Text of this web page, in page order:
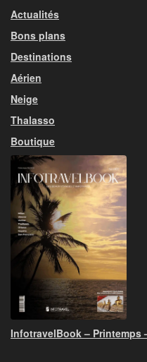
Actualités
Bons plans
Destinations
Aérien
Neige
Thalasso
Boutique
InfotravelBook – Printemps